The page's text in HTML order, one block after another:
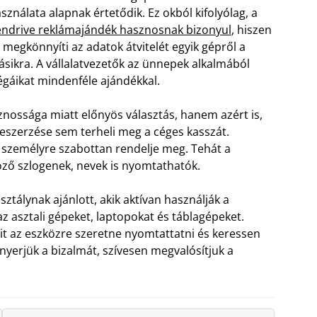
alapnak értetődik. Ez okból kifolyólag, a
reklámajándék hasznosnak bizonyul, hiszen
megkönnyíti az adatok átvitelét egyik gépről a
A vállalatvezetők az ünnepek alkalmából
mindenféle ajándékkal.
miatt előnyös választás, hanem azért is,
sem terheli meg a céges kasszát.
szabottan rendelje meg. Tehát a
szlogenek, nevek is nyomtathatók.
ajánlott, akik aktívan használják a
asztali gépeket, laptopokat és táblagépeket.
az eszközre szeretne nyomtattatni és keressen
a bizalmát, szívesen megvalósítjuk a